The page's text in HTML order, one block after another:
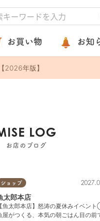
お買い物 お知
2026年版】
LOG
お店のブログ
ショップ
太郎本店
【魚太郎本店】怒涛の夏休みイベン
屋がつくる、本気の朝ごはん目の前